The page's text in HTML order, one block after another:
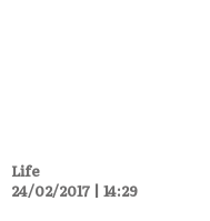
Life
24/02/2017 | 14:29